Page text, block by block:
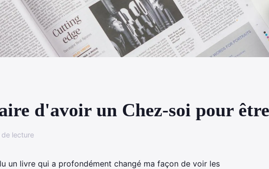
d'avoir un Chez-soi pour
de lecture
un livre qui a profondément changé ma façon de voir les